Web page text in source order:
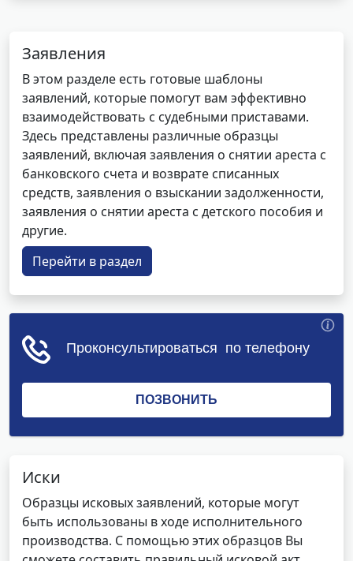
Заявления
В этом разделе есть готовые шаблоны
заявлений, которые помогут вам эффективно
взаимодействовать с судебными приставами.
Здесь представлены различные образцы
заявлений, включая заявления о снятии ареста с
банковского счета и возврате списанных
средств, заявления о взыскании задолженности,
заявления о снятии ареста с детского пособия и
другие.
Перейти в раздел
Иски
Образцы исковых заявлений, которые могут
быть использованы в ходе исполнительного
производства. С помощью этих образцов Вы